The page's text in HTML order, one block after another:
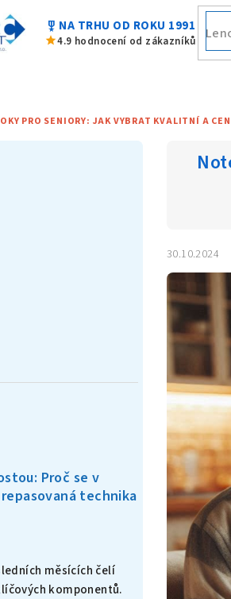
military_tech NA TRHU OD ROKU 1991
star4.9 hodnocení od zákazníků
PRO SENIORY: JAK VYBRAT KVALITNÍ A
Proč se v
technika
měsících čelí
komponentů.
30.10.2024